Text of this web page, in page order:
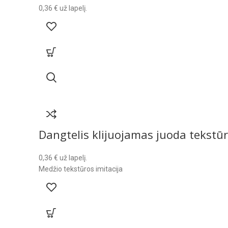
0,36 € už lapelį.
Dangtelis klijuojamas juoda
0,36 € už lapelį.
Medžio tekstūros imitacija